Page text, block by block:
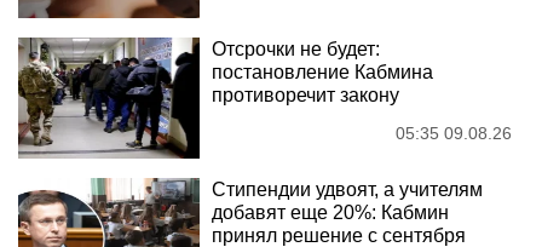
Отсрочки не будет:
постановление Кабмина
противоречит закону
05:35 09.08.26
Стипендии удвоят, а учителям
добавят еще 20%: Кабмин
принял решение с сентября